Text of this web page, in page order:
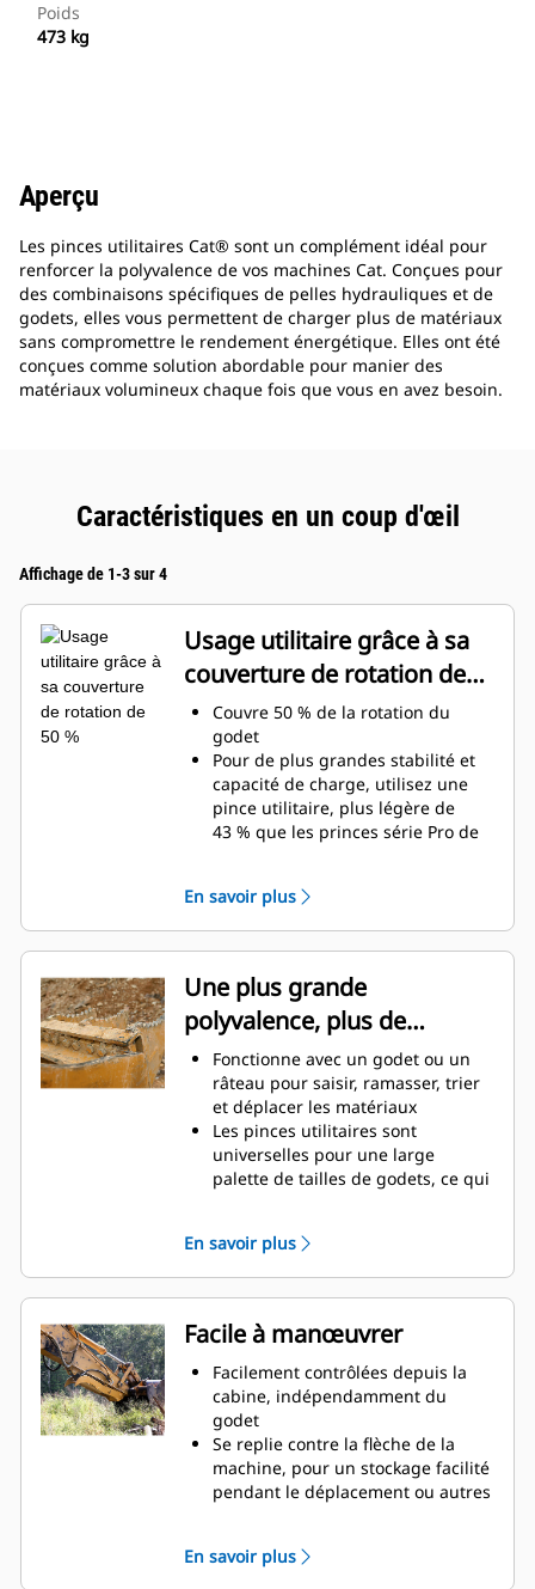
Poids
473 kg
Aperçu
Les pinces utilitaires Cat® sont un complément idéal pour
renforcer la polyvalence de vos machines Cat. Conçues pour
des combinaisons spécifiques de pelles hydrauliques et de
godets, elles vous permettent de charger plus de matériaux
sans compromettre le rendement énergétique. Elles ont été
conçues comme solution abordable pour manier des
matériaux volumineux chaque fois que vous en avez besoin.
Caractéristiques en un coup d'œil
Affichage de 1-3 sur 4
Usage utilitaire grâce à sa
couverture de rotation de
50 %Couvre 50 % de la rotation du
godet
Pour de plus grandes stabilité et
capacité de charge, utilisez une
pince utilitaire, plus légère de
43 % que les princes série Pro de
matériaux et le creusement de
tranchées grâce à son profil plus
étroit
Augmentez votre productivité de
manière régulière là où un godet
ou un râteau seul serait insuffisant
En savoir plus
Une plus grande
polyvalence, plus de
productivité
Fonctionne avec un godet ou un
râteau pour saisir, ramasser, trier
et déplacer les matériaux
Les pinces utilitaires sont
universelles pour une large
palette de tailles de godets, ce qui
Des matériaux sécurisés entre la
pince et le godet ou râteau grâce à
la courbure unique et la denture
de la pince
Obtenez les pinces les plus
appropriées à vos applications.
Avec deux configurations de dents,
sélectionnez la meilleure option,
pour une préhension complète ou
le repli de la flèche lors du
transport.
plus facile avec un système
En savoir plus
Facile à manœuvrer
Facilement contrôlées depuis la
cabine, indépendamment du
godet
Se replie contre la flèche de la
machine, pour un stockage facilité
pendant le déplacement ou autres
maintenance et du
En savoir plus